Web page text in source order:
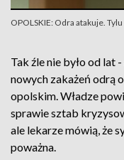
OPOLSKIE: Odra atakuje.
Tak źle nie było od lat
nowych zakażeń odrą
opolskim. Władze
sprawie sztab
ale lekarze mówią, że
poważna.